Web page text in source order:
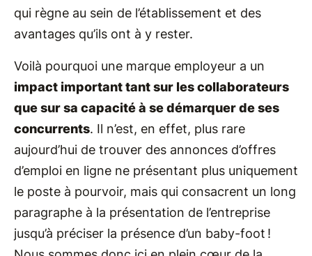
qui règne au sein de l’établissement et des
avantages qu’ils ont à y rester.
Voilà pourquoi une marque employeur a un
impact important tant sur les collaborateurs
que sur sa capacité à se démarquer de ses
concurrents. Il n’est, en effet, plus rare
aujourd’hui de trouver des annonces d’offres
d’emploi en ligne ne présentant plus uniquement
le poste à pourvoir, mais qui consacrent un long
paragraphe à la présentation de l’entreprise
jusqu’à préciser la présence d’un baby-foot !